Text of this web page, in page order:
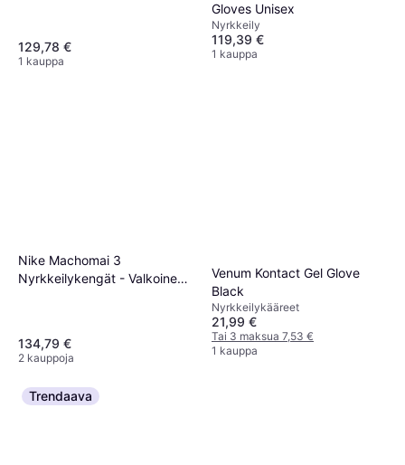
129,78 €
1 kauppa
Gloves Unisex
Nyrkkeily
119,39 €
1 kauppa
Nike Machomai 3
Nyrkkeilykengät - Valkoinen
134,79 €
2 kauppoja
Venum Kontact Gel Glove
Black
Nyrkkeilykääreet
21,99 €
Tai 3 maksua 7,53 €
1 kauppa
Trendaava